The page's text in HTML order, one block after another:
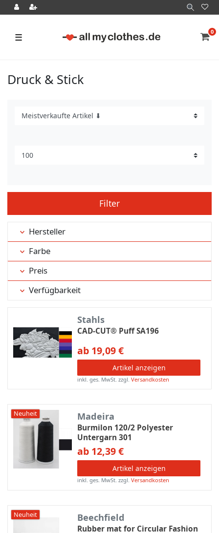
☰ 0
Druck & Stick
Filter
Hersteller
Farbe
Preis
Verfügbarkeit
Stahls
CAD-CUT® Puff SA196
ab 19,09 €
Artikel anzeigen
inkl. ges. MwSt. zzgl.Versandkosten
Neuheit Madeira
Burmilon 120/2 Polyester
Untergarn 301
ab 12,39 €
Artikel anzeigen
inkl. ges. MwSt. zzgl.Versandkosten
Neuheit Beechfield
Rubber mat for Circular Fashion